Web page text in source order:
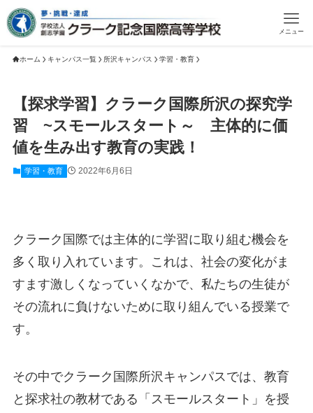
メニュー
ホーム キャンパス一覧 所沢キャンパス 学習・教育
【探求学習】クラーク国際所沢の探究学
習 ~スモールスタート～ 主体的に価
値を生み出す教育の実践！
学習・教育 2022年6月6日
クラーク国際では主体的に学習に取り組む機会を
多く取り入れています。これは、社会の変化がま
すます激しくなっていくなかで、私たちの生徒が
その流れに負けないために取り組んでいる授業で
す。
その中でクラーク国際所沢キャンパスでは、教育
と探求社の教材である「スモールスタート」を授